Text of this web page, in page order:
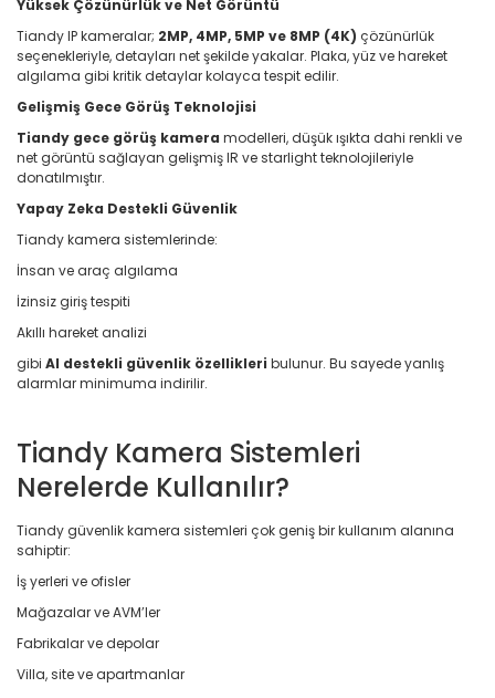
Yüksek Çözünürlük ve Net Görüntü
Tiandy IP kameralar; 2MP, 4MP, 5MP ve 8MP (4K) çözünürlük
seçenekleriyle, detayları net şekilde yakalar. Plaka, yüz ve hareket
algılama gibi kritik detaylar kolayca tespit edilir.
Gelişmiş Gece Görüş Teknolojisi
Tiandy gece görüş kamera modelleri, düşük ışıkta dahi renkli ve
net görüntü sağlayan gelişmiş IR ve starlight teknolojileriyle
donatılmıştır.
Yapay Zeka Destekli Güvenlik
Tiandy kamera sistemlerinde:
İnsan ve araç algılama
İzinsiz giriş tespiti
Akıllı hareket analizi
gibi AI destekli güvenlik özellikleri bulunur. Bu sayede yanlış
alarmlar minimuma indirilir.
Tiandy Kamera Sistemleri
Nerelerde Kullanılır?
Tiandy güvenlik kamera sistemleri çok geniş bir kullanım alanına
sahiptir:
İş yerleri ve ofisler
Mağazalar ve AVM’ler
Fabrikalar ve depolar
Villa, site ve apartmanlar